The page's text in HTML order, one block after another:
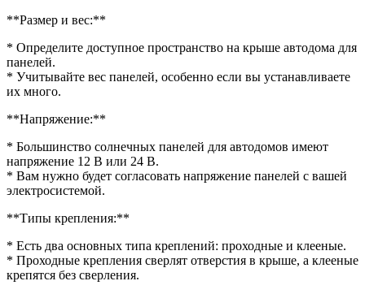
**Размер и вес:**
* Определите доступное пространство на крыше автодома для
панелей.
* Учитывайте вес панелей, особенно если вы устанавливаете
их много.
**Напряжение:**
* Большинство солнечных панелей для автодомов имеют
напряжение 12 В или 24 В.
* Вам нужно будет согласовать напряжение панелей с вашей
электросистемой.
**Типы крепления:**
* Есть два основных типа креплений: проходные и клееные.
* Проходные крепления сверлят отверстия в крыше, а клееные
крепятся без сверления.